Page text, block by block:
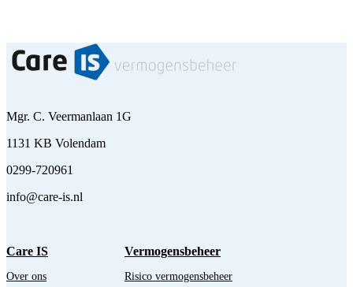
Mgr. C. Veermanlaan 1G
1131 KB Volendam
0299-720961
info@care-is.nl
Care IS
Over ons
Vermogensbeheer
Risico vermogensbeheer